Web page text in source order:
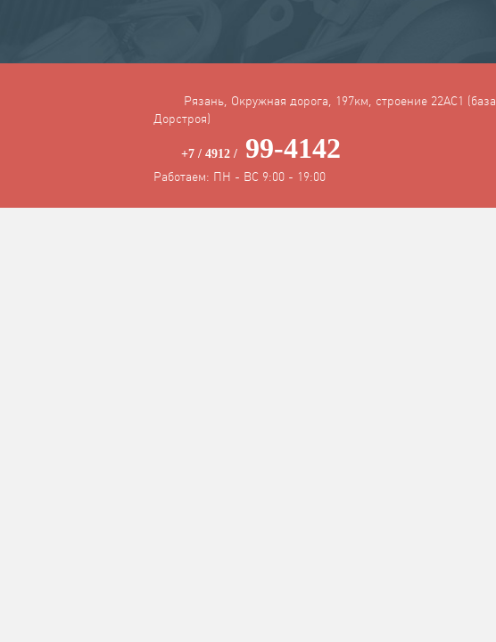
Рязань, Окружная дорога, 197км, строение 22АC1 (база
Дорстроя)
+7 / 4912 / 99-4142
Работаем: ПН - ВС 9:00 - 19:00